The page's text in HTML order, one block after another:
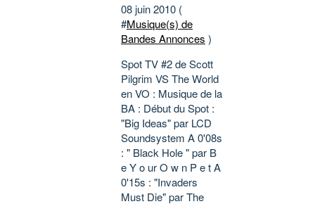
08 juin 2010 (
#Musique(s) de
Bandes Annonces )
Spot TV #2 de Scott
Pilgrim VS The World
en VO : Musique de la
BA : Début du Spot :
"Big Ideas" par LCD
Soundsystem A 0'08s
: " Black Hole " par B
e Y o ur O w n P e t A
0'15s : "Invaders
Must Die" par The